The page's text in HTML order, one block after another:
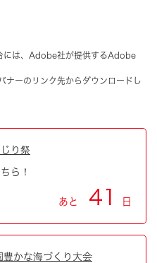
には、Adobe社が提供するAdobe
ーのリンク先からダウンロードし
り祭
ら！
あと 41 日
かな海づくり大会